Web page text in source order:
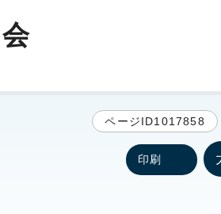
ページID1017858
印刷